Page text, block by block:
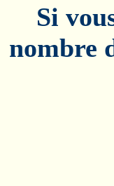
Si
nombre